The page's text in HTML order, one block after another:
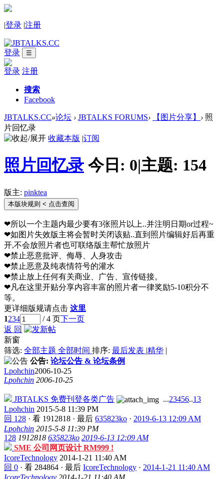
|登录 |注册
登录 ☰
登录 注册
搜索
Facebook
JBTALKS.CC»论坛 › JBTALKS FORUMS› 【图片分享】 › 照
片回忆录
收藏本版 |订阅
照片回忆录 今日: 0|主题: 154
版主: pinktea
本版块规则 < 点击查阅
❤所以一个主题内最少要有3张照片以上..并注明日期or过程~
❤如图片失效版主将会暂时关闭该贴..直到照片编辑好后再重
开,不会放照片者也可联络版主帮忙放照片
❤禁止恶意批评、侮辱、人身攻击
❤禁止恶意及纯表情符号的灌水
❤禁止放上任何有关商业、广告、宣传链接。
❤凡在这里开贴分享内容丰富的照片者一律奖励5-10积分不
等。
更详细版规请点击 这里
1234 / 4 页下一页
返 回
新窗
筛选: 全部主题 全部时间 排序: 最后发表 |精华 |
公告: 论坛公告 & 论坛条例
Lpohchin2006-10-25
Lpohchin 2006-10-25
JBTALKS 免费刊登各类广告 ...23456..13
Lpohchin 2015-5-8 11:39 PM
回 128 · 看 1912818 · 最后 635823ko · 2019-6-13 12:09 AM
Lpohchin 2015-5-8 11:39 PM
128 1912818 635823ko 2019-6-13 12:09 AM
SME 公司网页设计 RM999 !
IcoreTechnology 2014-1-21 11:40 AM
回 0 · 看 284864 · 最后 IcoreTechnology · 2014-1-21 11:40 AM
IcoreTechnology 2014-1-21 11:40 AM